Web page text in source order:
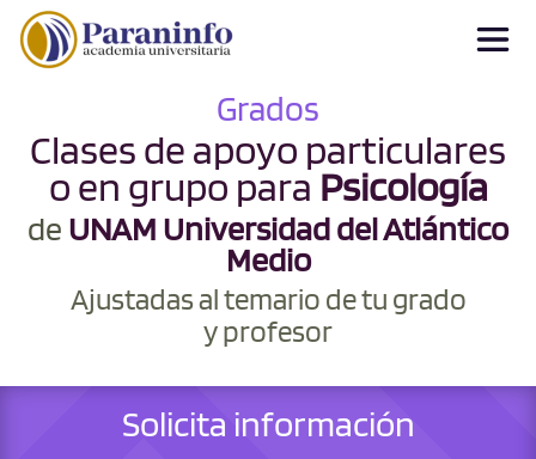
Grados
Clases de apoyo particulares
o en grupo para Psicología
de UNAM Universidad del Atlántico
Medio
Ajustadas al temario de tu grado
y profesor
Solicita información